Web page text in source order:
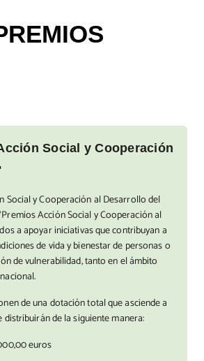
Social y Cooperación
Social y Cooperación al Desarrollo del
Acción Social y Cooperación al
a apoyar iniciativas que contribuyan a
de vida y bienestar de personas o
de vulnerabilidad, tanto en el ámbito
de una dotación total que asciende a
distribuirán de la siguiente manera:
euros